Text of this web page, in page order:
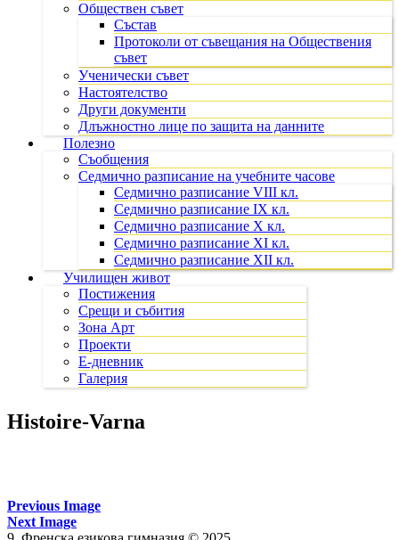
Обществен съвет
Състав
Протоколи от съвещания на Обществения
съвет
Ученически съвет
Настоятелство
Други документи
Длъжностно лице по защита на данните
Полезно
Съобщения
Седмично разписание на учебните часове
Седмично разписание VIII кл.
Седмично разписание IX кл.
Седмично разписание X кл.
Седмично разписание XI кл.
Седмично разписание XII кл.
Училищен живот
Постижения
Срещи и събития
Зона Арт
Проекти
Е-дневник
Галерия
Histoire-Varna
Previous Image
Next Image